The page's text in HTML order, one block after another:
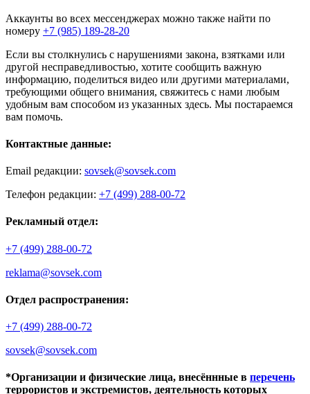
Аккаунты во всех мессенджерах можно также найти по
номеру +7 (985) 189-28-20
Если вы столкнулись с нарушениями закона, взятками или
другой несправедливостью, хотите сообщить важную
информацию, поделиться видео или другими материалами,
требующими общего внимания, свяжитесь с нами любым
удобным вам способом из указанных здесь. Мы постараемся
вам помочь.
Контактные данные:
Email редакции: sovsek@sovsek.com
Телефон редакции: +7 (499) 288-00-72
Рекламный отдел:
+7 (499) 288-00-72
reklama@sovsek.com
Отдел распространения:
+7 (499) 288-00-72
sovsek@sovsek.com
*Организации и физические лица, внесённные в перечень
террористов и экстремистов, деятельность которых